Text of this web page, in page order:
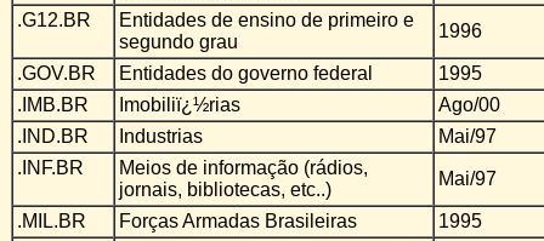
.G12.BR
Entidades de ensino de primeiro e
segundo grau
1996
.GOV.BR Entidades do governo federal
1995
.IMB.BR
Imobiliï¿½rias
Ago/00
.IND.BR
Industrias
Mai/97
.INF.BR
Meios de informação (rádios,
jornais, bibliotecas, etc..)
Mai/97
.MIL.BR Forças Armadas Brasileiras
1995